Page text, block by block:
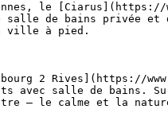
le [Ciarus](https://
de bains privée et
ville à pied.
2 Rives](https://
avec salle de bains.
— le calme et la